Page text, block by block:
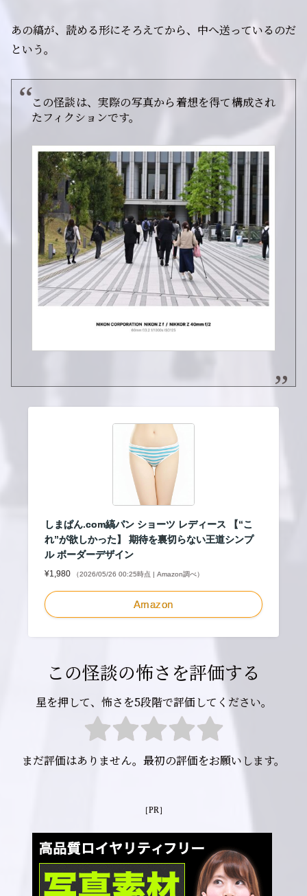
あの縞が、読める形にそろえてから、中へ送っているのだ
という。
この怪談は、実際の写真から着想を得て構成され
たフィクションです。
しまぱん.com縞パン ショーツ レディース 【“こ
れ”が欲しかった】 期待を裏切らない王道シンプ
ル ボーダーデザイン
¥1,980 （2026/05/26 00:25時点 | Amazon調べ）
Amazon
この怪談の怖さを評価する
星を押して、怖さを5段階で評価してください。
まだ評価はありません。最初の評価をお願いします。
［PR］